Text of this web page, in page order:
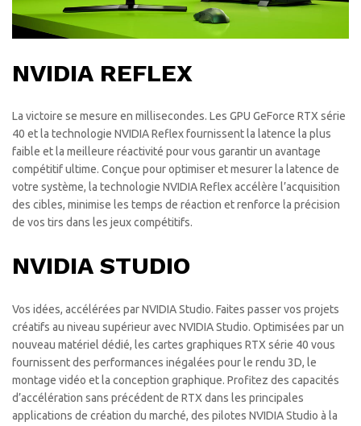
NVIDIA REFLEX
La victoire se mesure en millisecondes. Les GPU GeForce RTX série
40 et la technologie NVIDIA Reflex fournissent la latence la plus
faible et la meilleure réactivité pour vous garantir un avantage
compétitif ultime. Conçue pour optimiser et mesurer la latence de
votre système, la technologie NVIDIA Reflex accélère l’acquisition
des cibles, minimise les temps de réaction et renforce la précision
de vos tirs dans les jeux compétitifs.
NVIDIA STUDIO
Vos idées, accélérées par NVIDIA Studio. Faites passer vos projets
créatifs au niveau supérieur avec NVIDIA Studio. Optimisées par un
nouveau matériel dédié, les cartes graphiques RTX série 40 vous
fournissent des performances inégalées pour le rendu 3D, le
montage vidéo et la conception graphique. Profitez des capacités
d’accélération sans précédent de RTX dans les principales
applications de création du marché, des pilotes NVIDIA Studio à la